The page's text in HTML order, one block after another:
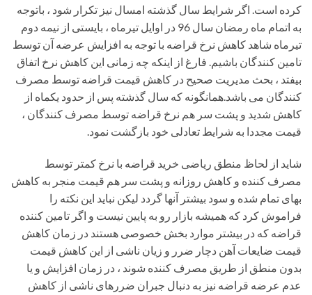
کرده است. اگر شرایط سال گذشته امسال نیز تکرار شود ، باتوجه
به اتمام ماه رمضان سال 96 در اوایل تیرماه ، بایستی از نیمه دوم
تیرماه شاهد کاهش نرخ قراضه با توجه به افزایش عرضه آن توسط
تامین کنندگان باشیم. فارغ از اینکه چه زمانی این کاهش نرخ اتفاق
بیفتد ، بحث مدیریت صحیح در کاهش قیمت قراضه توسط مصرف
کنندگان می باشد.همانگونه که سال گذشته پس از حدود یکماه از
کاهش شدید و پشت سر هم نرخ قراضه توسط مصرف کنندگان ،
قیمت مجددا به شرایط تعادلی خود بازگشت نمود.
شاید از لحاظ منطق ریاضی خرید قراضه با نرخ کمتر توسط
مصرف کننده و کاهش روزانه و پشت سر هم قیمت منجر به کاهش
بهای تمام شده و سود بیشتر آنها گردد لیکن نباید این نکته را
فراموش کرد که همیشه بازار رو به پایین نیست و اگر تامین کننده
قراضه که در بیشتر موارد بخش خصوصی هستند در زمان کاهش
قیمت ضایعات آهن دچار ضرر و زیان ناشی از این کاهش قیمت
بدون منطق از طریق مصرف کننده شوند ، در زمان افزایش و یا
عدم عرضه قراضه نیز به دنبال جبران ضررهای ناشی از کاهش